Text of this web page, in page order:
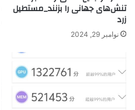
تنش‌های جهانی را بزنند_مستطیل
زرد
نوامبر 29, 2024